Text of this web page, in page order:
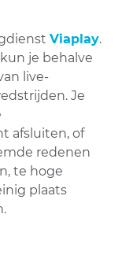
Viaplay.
je behalve
live-
Je
afsluiten, of
redenen
te hoge
plaats